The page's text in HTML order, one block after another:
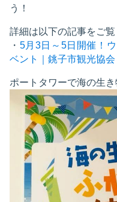
う！
詳細は以下の記事をご覧
・ 5月3日～5日開催！
ベント｜銚子市観光協会
ポートタワーで海の生き